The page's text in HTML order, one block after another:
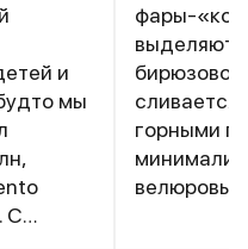
и
мы
С
фары-
выделяют
сливается
горными